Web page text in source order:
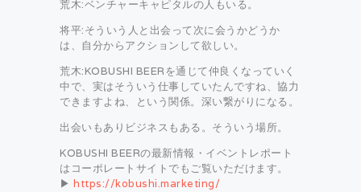
荒木:ベンチャーキャピタルの人もいる。
将平:そういう人と出会って次に会うかどうか
は、自分からアクションして欲しい。
荒木:KOBUSHI BEERを通じて仲良くなっていく
中で、実はそういう仕事していたんですね、協力
できますよね、という関係。深い繋がりになる。
出会いもありビジネスもある。そういう場所。
KOBUSHI BEERの最新情報・イベントレポート
はコーポレートサイトでもご覧いただけます。
▶ https://kobushi.marketing/